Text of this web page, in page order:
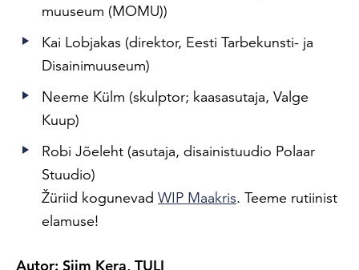
muuseum (MOMU))
Kai Lobjakas (direktor, Eesti Tarbekunsti- ja
Disainimuuseum)
Neeme Külm (skulptor; kaasasutaja, Valge
Kuup)
Robi Jõeleht (asutaja, disainistuudio Polaar
Stuudio)
Žüriid kogunevad WIP Maakris. Teeme rutiinist
elamuse!
Autor: Siim Kera, TULI